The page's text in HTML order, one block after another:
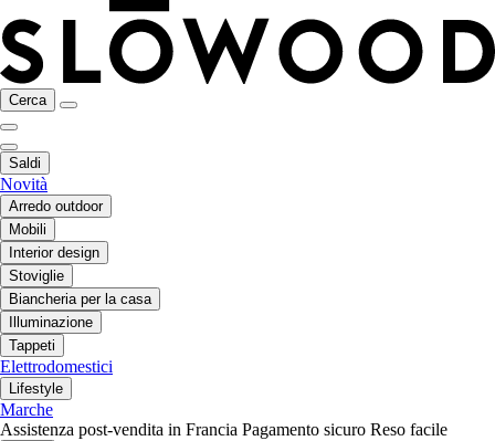
Cerca
Saldi
Novità
Arredo outdoor
Mobili
Interior design
Stoviglie
Biancheria per la casa
Illuminazione
Tappeti
Elettrodomestici
Lifestyle
Marche
Assistenza post-vendita in Francia Pagamento sicuro Reso facile